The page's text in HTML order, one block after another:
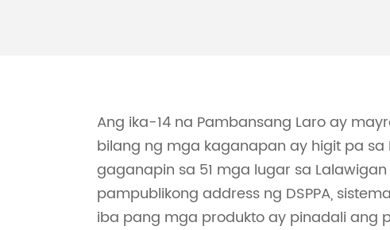
Ang ika-14 na Pambansang Laro ay
bilang ng mga kaganapan ay higit pa
gaganapin sa 51 mga lugar sa
pampublikong address ng DSPPA,
iba pang mga produkto ay pinadali ang